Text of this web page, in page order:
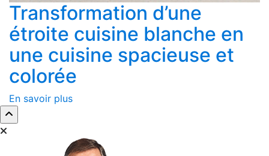
Transformation d’une
étroite cuisine blanche en
une cuisine spacieuse et
colorée
En savoir plus